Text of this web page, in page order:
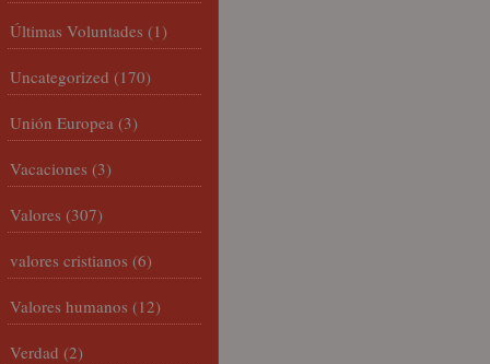
Últimas Voluntades (1)
Uncategorized (170)
Unión Europea (3)
Vacaciones (3)
Valores (307)
valores cristianos (6)
Valores humanos (12)
Verdad (2)